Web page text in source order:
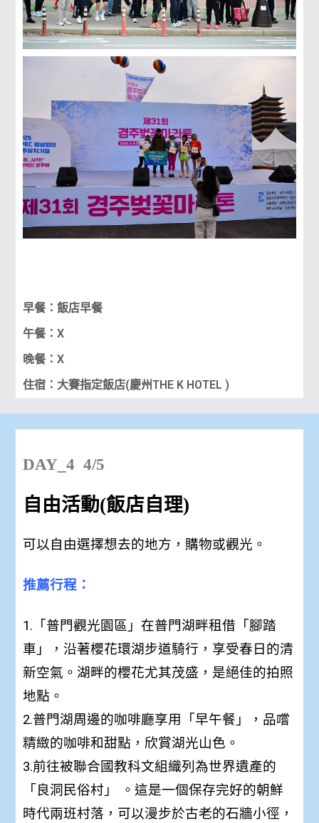
早餐：飯店早餐
午餐：X
晚餐：X
住宿：大賽指定飯店(慶州THE K HOTEL )
DAY_4 4/5
自由活動(飯店自理)
可以自由選擇想去的地方，購物或觀光。
推薦行程：
1.「普門觀光園區」在普門湖畔租借「腳踏
車」，沿著櫻花環湖步道騎行，享受春日的清
新空氣。湖畔的櫻花尤其茂盛，是絕佳的拍照
地點。
2.普門湖周邊的咖啡廳享用「早午餐」，品嚐
精緻的咖啡和甜點，欣賞湖光山色。
3.前往被聯合國教科文組織列為世界遺產的
「良洞民俗村」 。這是一個保存完好的朝鮮
時代兩班村落，可以漫步於古老的石牆小徑，